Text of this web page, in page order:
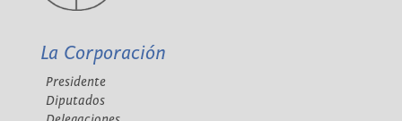
La Corporación
Presidente
Diputados